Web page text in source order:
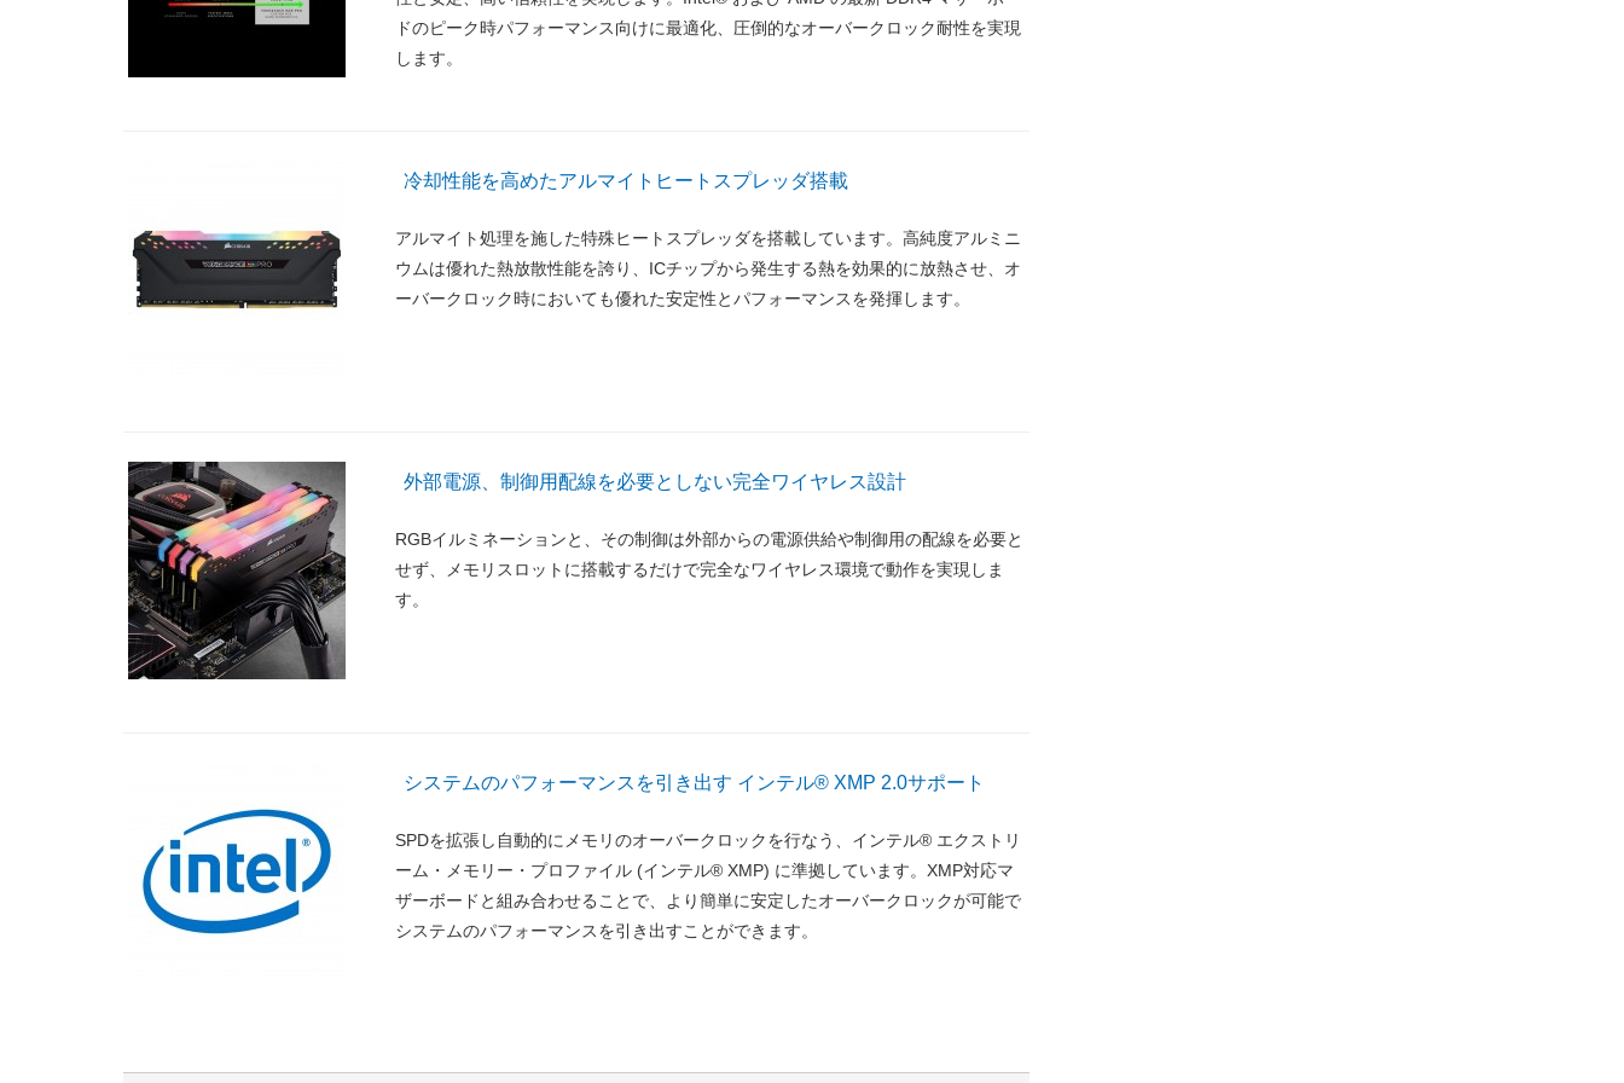
ドのピーク時パフォーマンス向けに最適化、圧倒的なオーバークロック耐性を実現
します。
冷却性能を高めたアルマイトヒートスプレッダ搭載
アルマイト処理を施した特殊ヒートスプレッダを搭載しています。高純度アルミニ
ウムは優れた熱放散性能を誇り、ICチップから発生する熱を効果的に放熱させ、オ
ーバークロック時においても優れた安定性とパフォーマンスを発揮します。
外部電源、制御用配線を必要としない完全ワイヤレス設計
RGBイルミネーションと、その制御は外部からの電源供給や制御用の配線を必要と
せず、メモリスロットに搭載するだけで完全なワイヤレス環境で動作を実現しま
す。
システムのパフォーマンスを引き出す インテル® XMP 2.0サポート
SPDを拡張し自動的にメモリのオーバークロックを行なう、インテル® エクストリ
ーム・メモリー・プロファイル (インテル® XMP) に準拠しています。XMP対応マ
ザーボードと組み合わせることで、より簡単に安定したオーバークロックが可能で
システムのパフォーマンスを引き出すことができます。